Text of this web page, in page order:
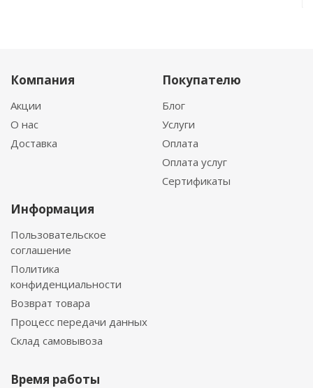
Компания
Акции
О нас
Доставка
Покупателю
Блог
Услуги
Оплата
Оплата услуг
Сертификаты
Информация
Пользовательское
соглашение
Политика
конфиденциальности
Возврат товара
Процесс передачи данных
Склад самовывоза
Время работы